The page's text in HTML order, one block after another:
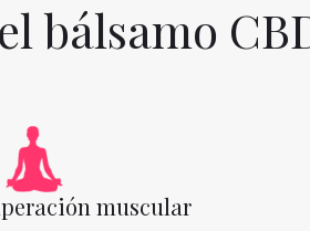
bálsamo
muscular